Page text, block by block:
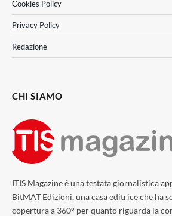
Cookies Policy
Privacy Policy
Redazione
CHI SIAMO
ITIS Magazine è una testata giornalistica
BitMAT Edizioni, una casa editrice che ha
copertura a 360° per quanto riguarda la